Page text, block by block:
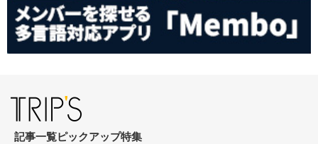
記事一覧ピックアップ特集